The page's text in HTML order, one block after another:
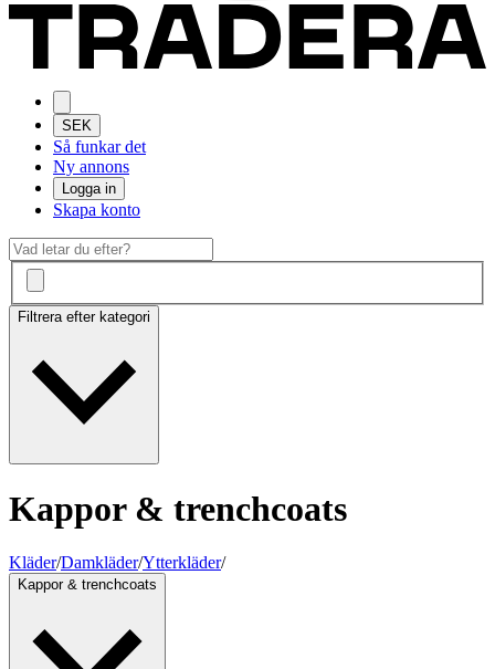
SEK
Så funkar det
Ny annons
Logga in
Skapa konto
Filtrera efter kategori
Kappor & trenchcoats
Kläder/Damkläder/Ytterkläder/
Kappor & trenchcoats